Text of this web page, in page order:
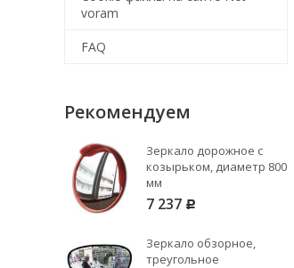
voram
FAQ
Рекомендуем
Зеркало дорожное с
козырьком, диаметр 800
мм
7 237 Р
Зеркало обзорное,
треугольное